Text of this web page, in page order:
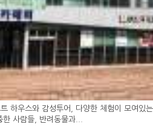
하우스와 감성투어, 다양한 체험이 모여있
사람들, 반려동물과...